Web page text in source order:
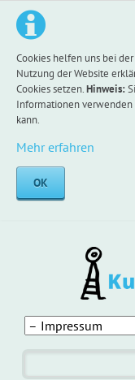
Cookies helfen uns bei
Nutzung der Website
Cookies setzen.Hinweis:
Informationen
kann.
Mehr erfahren
OK